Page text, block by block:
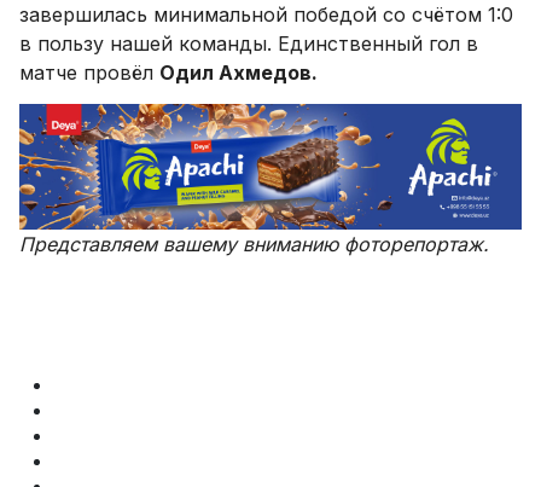
завершилась минимальной победой со счётом 1:0
в пользу нашей команды. Единственный гол в
матче провёл Одил Ахмедов.
Представляем вашему вниманию фоторепортаж.